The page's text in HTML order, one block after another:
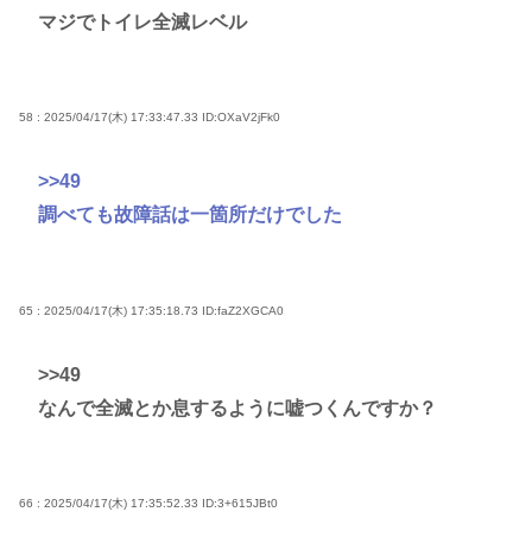
マジでトイレ全滅レベル
58 : 2025/04/17(木) 17:33:47.33 ID:OXaV2jFk0
>>49
調べても故障話は一箇所だけでした
65 : 2025/04/17(木) 17:35:18.73 ID:faZ2XGCA0
>>49
なんで全滅とか息するように嘘つくんですか？
66 : 2025/04/17(木) 17:35:52.33 ID:3+615JBt0